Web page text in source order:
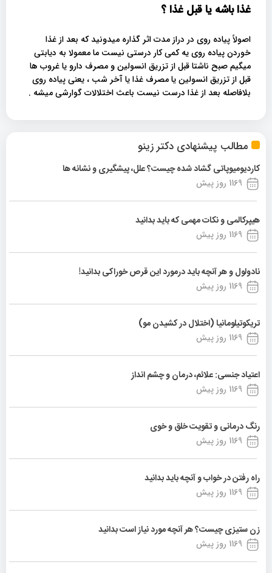
مطالب پیشنهادی دکتر زینو
کاردیومیوپاتی گشاد شده چیست؟ علل، پیشگیری و نشانه ها
1169 روز پیش
هیپرکالمی و نکات مهمی که باید بدانید
1169 روز پیش
نادولول و هر آنچه باید درمورد این قرص خوراکی بدانید!
1169 روز پیش
تریکوتیلومانیا (اختلال در کشیدن مو)
1169 روز پیش
اعتیاد جنسی: علائم، درمان و چشم انداز
1169 روز پیش
رنگ درمانی و تقویت خلق و خوی
1169 روز پیش
راه رفتن در خواب و آنچه باید بدانید
1169 روز پیش
زن ستیزی چیست؟ هر آنچه مورد نیاز است بدانید
1169 روز پیش
غذا باشه یا قبل غذا ؟
اصولاً پیاده روی در دراز مدت اثر گذاره میدونید که بعد از غذا
خوردن پیاده روی یه کمی کار درستی نیست ما معمولا به دیابتی
میگیم صبح ناشتا قبل از تزریق انسولین و مصرف دارو یا غروب ها
قبل از تزریق انسولین یا مصرف غذا یا آخر شب ، یعنی پیاده روی
بلافاصله بعد از غذا درست نیست باعث اختلالات گوارشی میشه .